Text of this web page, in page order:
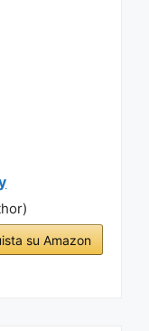
su Amazon